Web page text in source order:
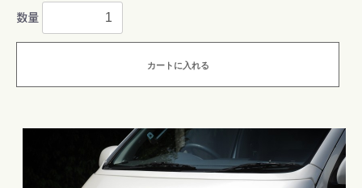
数量
カートに入れる